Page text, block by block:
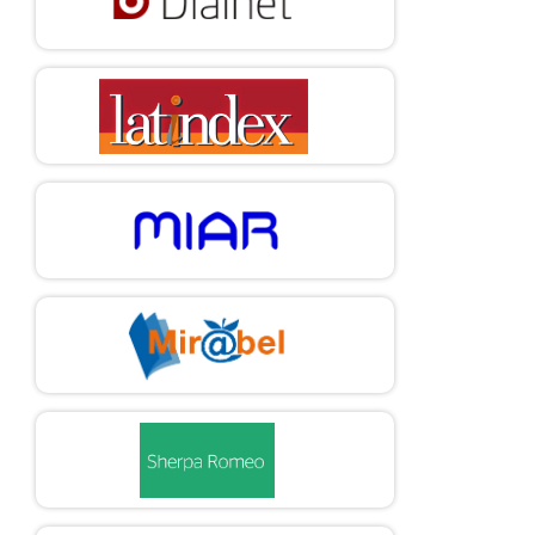
Schein, E. (2010). Organizational culture and leadership (6th
ed.). Jossey-Bass.
Serrat, O. (2017). «The sustainable livelihoods approach.»
Knowledge Solutions, 21-26.
https://doi.org/10.1007/978-981-10-0983-9_5 21
«Sismos 1985/2017 de los escombros a la esperanza»
[Earthquakes 1985/2017 from
Memoria y Tolerancia.
Solomon, R. C. (2011). True to our feelings: what our
https://doi.org/10.1093/acprof:oso/9780195368536.001.0001
Tong, A., Sainsbury, P. & Craig, J. (2007). «Consolidated
criteria for reporting qualitative
research (COREQ): A 32-item checklist for interviews and
focus groups.» International
https://doi.org/10.1093/
Ulrich, D. (1998). «A new mandate for human resources.»
Harvard Business Review,